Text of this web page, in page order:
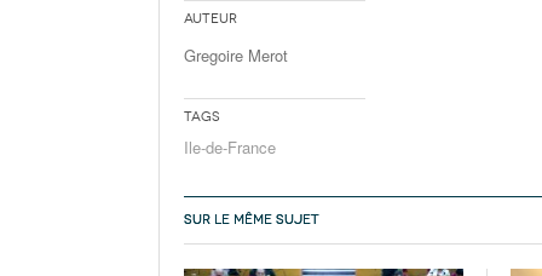
Auteur
Gregoire Merot
Tags
Ile-de-France
SUR LE MÊME SUJET